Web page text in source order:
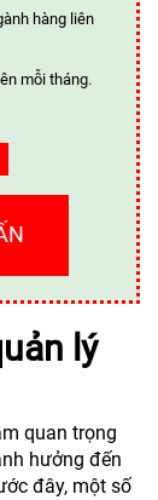
hàng liên
mỗi tháng.
lý
quan trọng
hưởng đến
đây, một số